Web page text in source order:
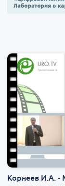
Корнеев И.А. -